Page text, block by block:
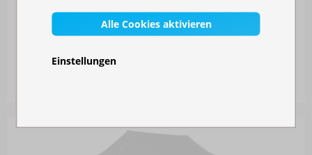
FALTZELT 3X3 M - AUS ALUMINIUM
Alle Cookies aktivieren
Einstellungen